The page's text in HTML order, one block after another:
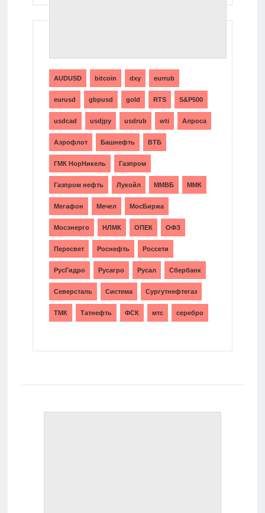
AUDUSD bitcoin dxy eurrub
eurusd gbpusd gold RTS S&P500
usdcad usdjpy usdrub wti Алроса
Аэрофлот Башнефть ВТБ
ГМК НорНикель Газпром
Газпром нефть Лукойл ММВБ ММК
Мегафон Мечел МосБиржа
Мосэнерго НЛМК ОПЕК ОФЗ
Пересвет Роснефть Россети
РусГидро Русагро Русал Сбербанк
Северсталь Система Сургутнефтегаз
ТМК Татнефть ФСК мтс серебро